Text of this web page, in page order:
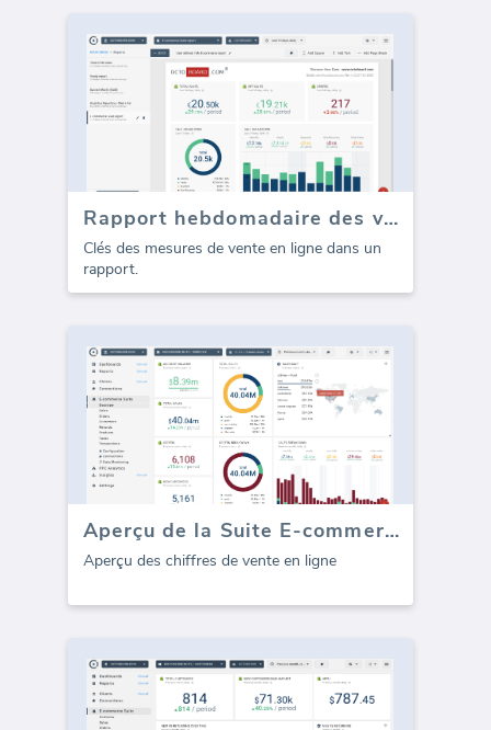
Rapport hebdomadaire des ventes de la Suite E-commerce (Rapport)
Clés des mesures de vente en ligne dans un
rapport.
Aperçu de la Suite E-commerce
Aperçu des chiffres de vente en ligne